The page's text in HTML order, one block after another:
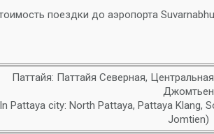
поездки до аэропорта
Паттайя: Паттайя Северная,
Джомтьен
Pattaya city: North Pattaya, Pattaya Klang,
Jomtien)